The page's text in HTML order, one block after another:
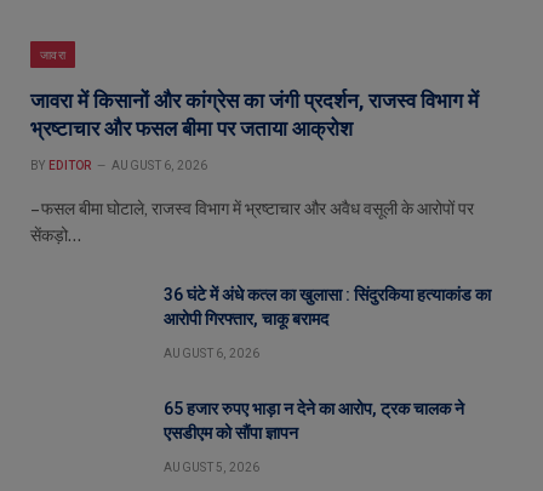
जावरा
जावरा में किसानों और कांग्रेस का जंगी प्रदर्शन, राजस्व विभाग में
भ्रष्टाचार और फसल बीमा पर जताया आक्रोश
BY EDITOR AUGUST 6, 2026
– फसल बीमा घोटाले, राजस्व विभाग में भ्रष्टाचार और अवैध वसूली के आरोपों पर
सेंकड़ो…
36 घंटे में अंधे कत्ल का खुलासा : सिंदुरकिया हत्याकांड का
आरोपी गिरफ्तार, चाकू बरामद
AUGUST 6, 2026
65 हजार रुपए भाड़ा न देने का आरोप, ट्रक चालक ने
एसडीएम को सौंपा ज्ञापन
AUGUST 5, 2026